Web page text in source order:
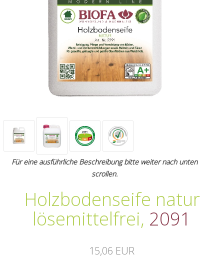
Für eine ausführliche Beschreibung bitte weiter nach unten
scrollen.
Holzbodenseife natur
lösemittelfrei, 2091
15,06 EUR